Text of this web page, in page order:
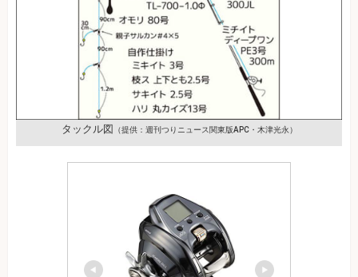
タックル図 （提供：週刊つりニュース関東版APC・木津光永）